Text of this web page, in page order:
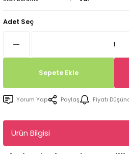
Adet Seç
Sepete Ekle
Yorum Yap Paylaş Fiyatı
Ürün Bilgisi